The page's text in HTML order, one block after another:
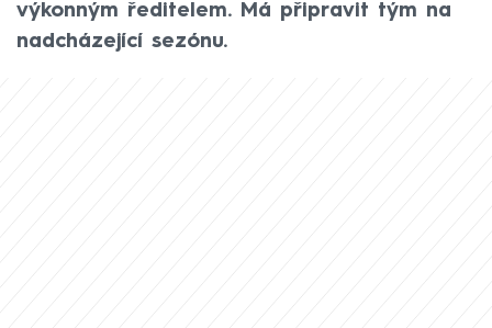
výkonným ředitelem. Má připravit tým na
nadcházející sezónu.